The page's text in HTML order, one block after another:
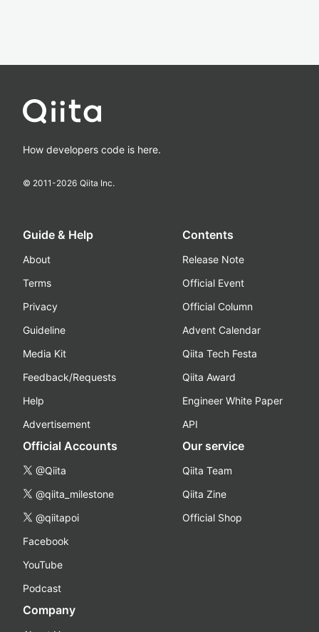
How developers code is here.
© 2011-2026 Qiita Inc.
Guide & Help
About
Terms
Privacy
Guideline
Media Kit
Feedback/Requests
Help
Advertisement
Contents
Release Note
Official Event
Official Column
Advent Calendar
Qiita Tech Festa
Qiita Award
Engineer White Paper
API
Official Accounts
@Qiita
@qiita_milestone
@qiitapoi
Facebook
YouTube
Podcast
Our service
Qiita Team
Qiita Zine
Official Shop
Company